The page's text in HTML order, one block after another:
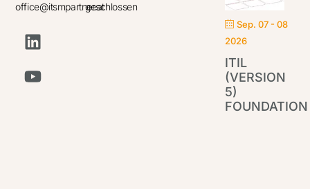
office@itsmpartner.atgeschlossen
Sep. 07 - 08
2026
ITIL
(VERSION
5)
FOUNDATION